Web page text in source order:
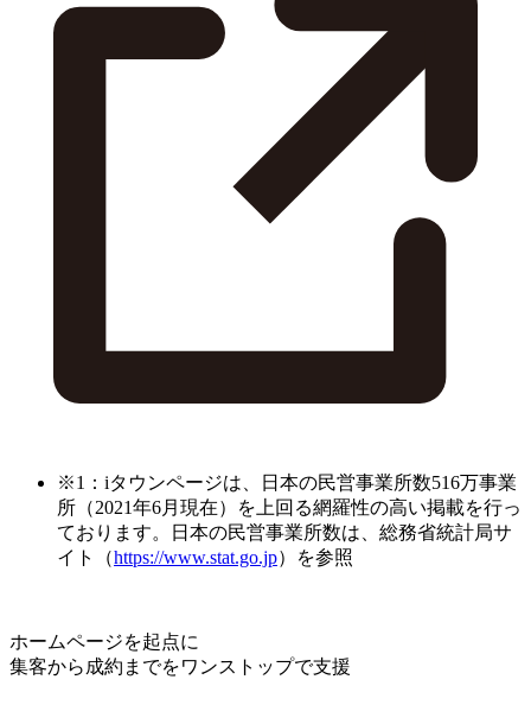
※1：iタウンページは、日本の民営事業所数516万事業
所（2021年6月現在）を上回る網羅性の高い掲載を行っ
ております。日本の民営事業所数は、総務省統計局サ
イト（https://www.stat.go.jp）を参照
ホームページを起点に
集客から成約までをワンストップで支援